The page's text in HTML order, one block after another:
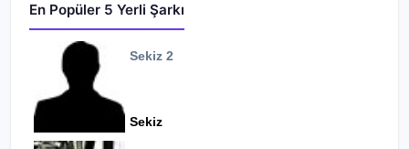
En Popüler 5 Yerli Şarkı
Sekiz 2
Sekiz